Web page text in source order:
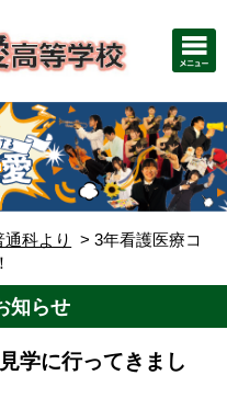
通科より
3年看護医療コ
知らせ
学に行ってきまし